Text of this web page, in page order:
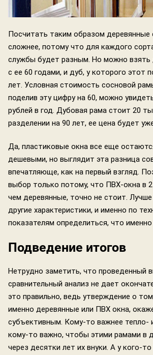
Посчитать таким образом деревянные
сложнее, потому что для каждого
службы будет разным. Но можно взять
с ее 60 годами, и дуб, у которого этот
лет. Условная стоимость сосновой
поделив эту цифру на 60, можно
рублей в год. Дубовая рама стоит 20
разделении на 90 лет, ее цена будет
Да, пластиковые окна все еще
дешевыми, но выглядит эта разница
впечатляюще, как на первый взгляд.
выбор только потому, что ПВХ-окна в 2
чем деревянные, точно не стоит.
другие характеристики, и именно по
показателям определиться, что
Подведение итогов
Нетрудно заметить, что проведенный
сравнительный анализ не дает
это правильно, ведь утверждение о
именно деревянные или ПВХ окна,
субъективным. Кому-то важнее тепло-
кому-то важно, чтобы этими рамами в
через десятки лет их внуки. А у кого-